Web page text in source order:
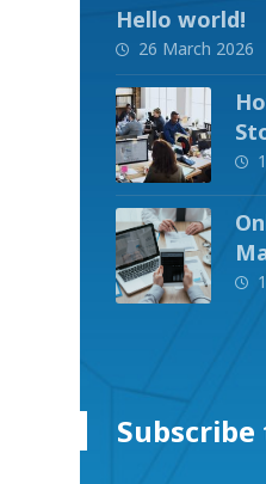
Hello world!
26 March 2026
Subscribe